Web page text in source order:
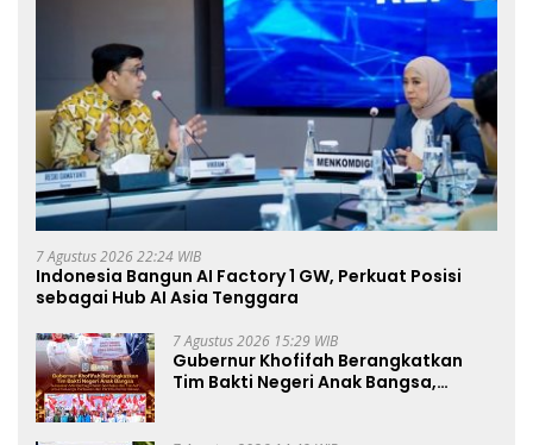
7 Agustus 2026 22:24 WIB
Indonesia Bangun AI Factory 1 GW, Perkuat Posisi
sebagai Hub AI Asia Tenggara
7 Agustus 2026 15:29 WIB
Gubernur Khofifah Berangkatkan
Tim Bakti Negeri Anak Bangsa,